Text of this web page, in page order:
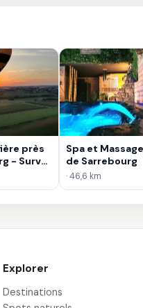
près
- Survol
Nord
Spa et
de Sarrebourg
· 46,6 km
Explorer
Destinations